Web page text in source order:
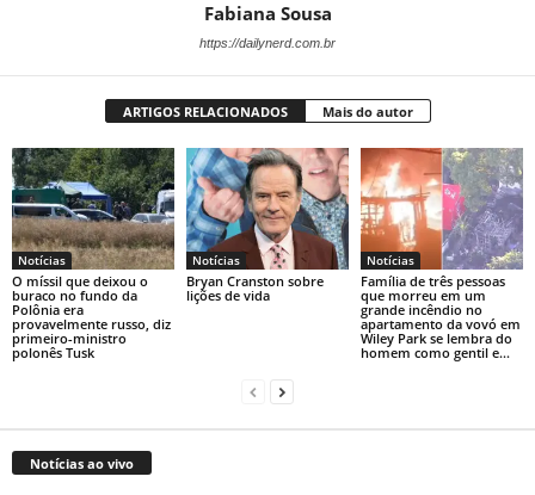
Fabiana Sousa
https://dailynerd.com.br
ARTIGOS RELACIONADOS Mais do autor
Notícias
O míssil que deixou o
buraco no fundo da
Polônia era
provavelmente russo, diz
primeiro-ministro
polonês Tusk
Notícias
Bryan Cranston sobre
lições de vida
Notícias
Família de três pessoas
que morreu em um
grande incêndio no
apartamento da vovó em
Wiley Park se lembra do
homem como gentil e...
Notícias ao vivo